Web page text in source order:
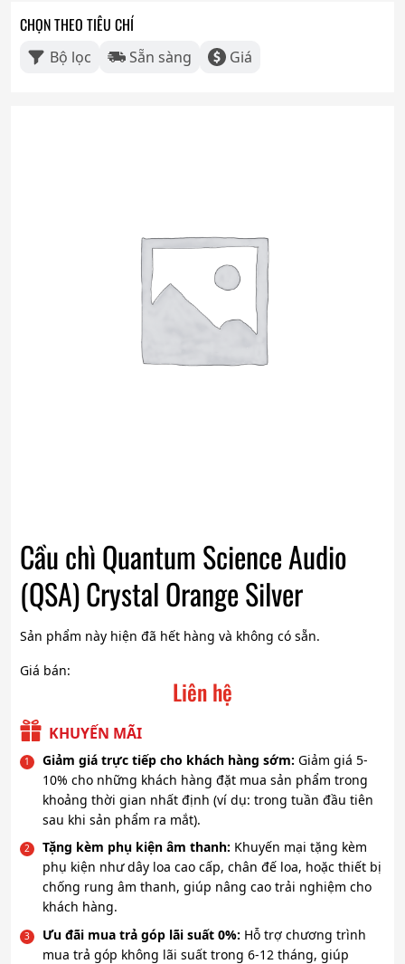
CHỌN THEO TIÊU CHÍ
Bộ lọc Sẵn sàng Giá
Cầu chì Quantum Science Audio
(QSA) Crystal Orange Silver
Sản phẩm này hiện đã hết hàng và không có sẵn.
Giá bán:
Liên hệ
KHUYẾN MÃI
Giảm giá trực tiếp cho khách hàng sớm: Giảm giá 5-
10% cho những khách hàng đặt mua sản phẩm trong
khoảng thời gian nhất định (ví dụ: trong tuần đầu tiên
sau khi sản phẩm ra mắt).
Tặng kèm phụ kiện âm thanh: Khuyến mại tặng kèm
phụ kiện như dây loa cao cấp, chân đế loa, hoặc thiết bị
chống rung âm thanh, giúp nâng cao trải nghiệm cho
khách hàng.
Ưu đãi mua trả góp lãi suất 0%: Hỗ trợ chương trình
mua trả góp không lãi suất trong 6-12 tháng, giúp